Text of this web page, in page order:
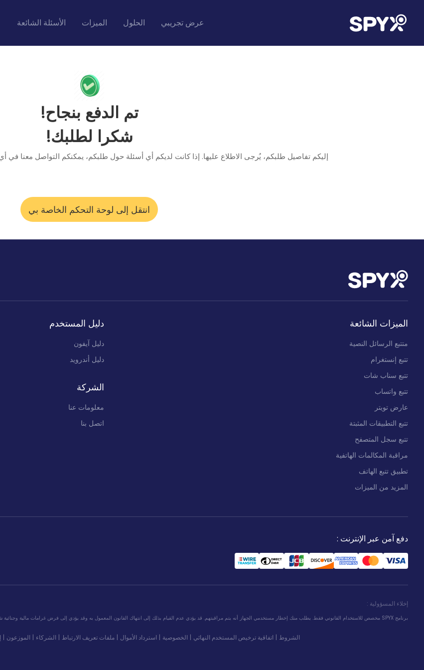
عرض تجريبي الحلول الميزات الأسئلة الشائعة
تم الدفع بنجاح!
شكرا لطلبك!
إليكم تفاصيل طلبكم، يُرجى الاطلاع عليها. إذا كانت لديكم أي أسئلة حول طلبكم، يمكنكم التواصل معنا في
انتقل إلى لوحة التحكم الخاصة بي
الميزات الشائعة
متتبع الرسائل النصية
تتبع إنستغرام
تتبع سناب شات
تتبع واتساب
عارض تويتر
تتبع التطبيقات المثبتة
تتبع سجل المتصفح
مراقبة المكالمات الهاتفية
تطبيق تتبع الهاتف
المزيد من الميزات
دليل المستخدم
دليل آيفون
دليل أندرويد
الشركة
معلومات عنا
اتصل بنا
دفع آمن عبر الإنترنت :
إخلاء المسؤولية :
برنامج SPYX مخصص للاستخدام القانوني فقط. يطلب منك إخطار مستخدمي الجهاز أنه يتم مراقبتهم. قد يؤدي عدم القيام بذلك إلى انتهاك القانون المعمول به وقد يؤدي إلى فرض غرامات مالية وجنائية شديدة على المخالف...
الشروط | اتفاقية ترخيص المستخدم النهائي | الخصوصية | استرداد الأموال | ملفات تعريف الارتباط | الشركاء | الموزعون |